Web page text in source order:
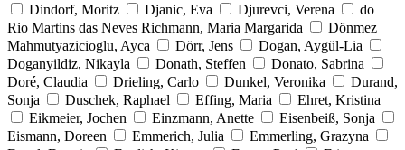
Dindorf, Moritz
Djanic, Eva Djurevci, Verena
do
Rio Martins das Neves Richmann, Maria Margarida
Dönmez
Mahmutyazicioglu, Ayca
Dörr, Jens
Dogan, Aygül-Lia
Doganyildiz, Nikayla
Donath, Steffen
Donato, Sabrina
Doré, Claudia
Drieling, Carlo Dunkel, Veronika
Durand,
Sonja
Duschek, Raphael Effing, Maria
Ehret, Kristina
Eikmeier, Jochen
Einzmann, Anette
Eisenbeiß, Sonja
Eismann, Doreen
Emmerich, Julia
Emmerling, Grazyna